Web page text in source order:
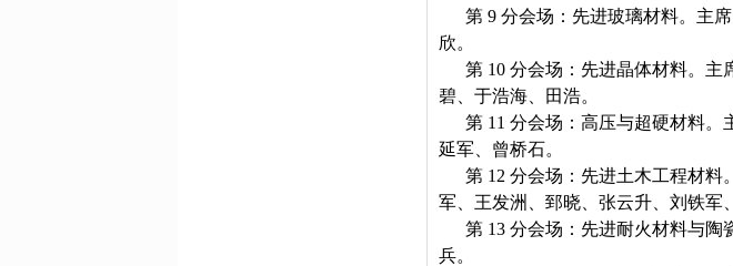
第 9 分会场：先进玻璃材料。主
欣。
第 10 分会场：先进晶体材料。
碧、于浩海、田浩。
第 11 分会场：高压与超硬材料
延军、曾桥石。
第 12 分会场：先进土木工程材
军、王发洲、郅晓、张云升、刘铁军
第 13 分会场：先进耐火材料与
兵。